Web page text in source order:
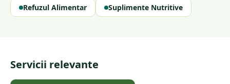
Refuzul Alimentar
Suplimente Nutritive
Servicii relevante